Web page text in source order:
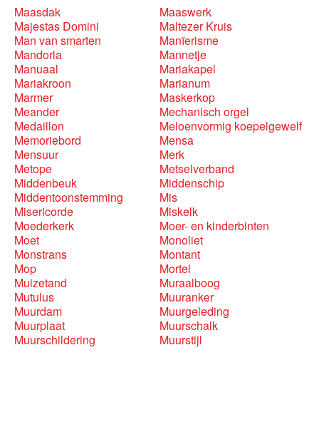
Maasdak
Maaswerk
Majestas Domini
Maltezer Kruis
Man van smarten
Manïerisme
Mandorla
Mannetje
Manuaal
Mariakapel
Mariakroon
Marianum
Marmer
Maskerkop
Meander
Mechanisch orgel
Medaillon
Meloenvormig koepelgewelf
Memoriebord
Mensa
Mensuur
Merk
Metope
Metselverband
Middenbeuk
Middenschip
Middentoonstemming
Mis
Misericorde
Miskelk
Moederkerk
Moer- en kinderbinten
Moet
Monoliet
Monstrans
Montant
Mop
Mortel
Muizetand
Muraalboog
Mutulus
Muuranker
Muurdam
Muurgeleding
Muurplaat
Muurschalk
Muurschildering
Muurstijl